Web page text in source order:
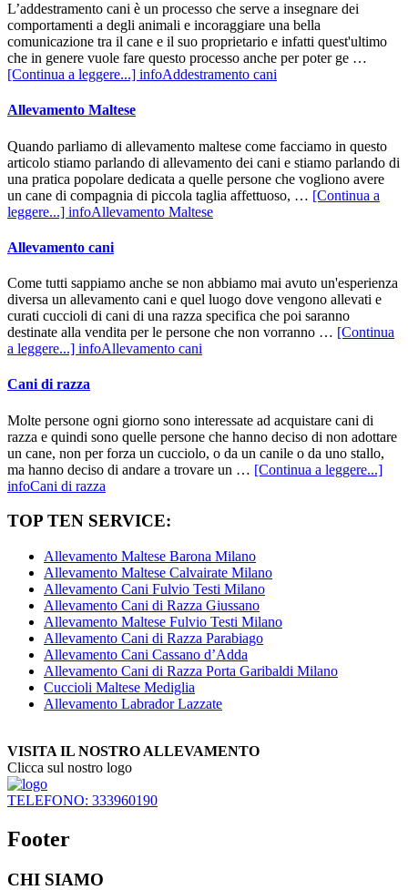
L’addestramento cani è un processo che serve a insegnare dei
comportamenti a degli animali e incoraggiare una bella
comunicazione tra il cane e il suo proprietario e infatti quest'ultimo
che in genere vuole fare questo processo anche per poter ge …
[Continua a leggere...] infoAddestramento cani
Allevamento Maltese
Quando parliamo di allevamento maltese come facciamo in questo
articolo stiamo parlando di allevamento dei cani e stiamo parlando di
una pratica popolare dedicata a quelle persone che vogliono avere
un cane di compagnia di piccola taglia affettuoso, … [Continua a
leggere...] infoAllevamento Maltese
Allevamento cani
Come tutti sappiamo anche se non abbiamo mai avuto un'esperienza
diversa un allevamento cani e quel luogo dove vengono allevati e
curati cuccioli di cani di una razza specifica che poi saranno
destinate alla vendita per le persone che non vorranno … [Continua
a leggere...] infoAllevamento cani
Cani di razza
Molte persone ogni giorno sono interessate ad acquistare cani di
razza e quindi sono quelle persone che hanno deciso di non adottare
un cane, non per forza un cucciolo, o da un canile o da uno stallo,
ma hanno deciso di andare a trovare un … [Continua a leggere...]
infoCani di razza
TOP TEN SERVICE:
Allevamento Maltese Barona Milano
Allevamento Maltese Calvairate Milano
Allevamento Cani Fulvio Testi Milano
Allevamento Cani di Razza Giussano
Allevamento Maltese Fulvio Testi Milano
Allevamento Cani di Razza Parabiago
Allevamento Cani Cassano d’Adda
Allevamento Cani di Razza Porta Garibaldi Milano
Cuccioli Maltese Mediglia
Allevamento Labrador Lazzate
VISITA IL NOSTRO ALLEVAMENTO
Clicca sul nostro logo
TELEFONO: 333960190
Footer
CHI SIAMO